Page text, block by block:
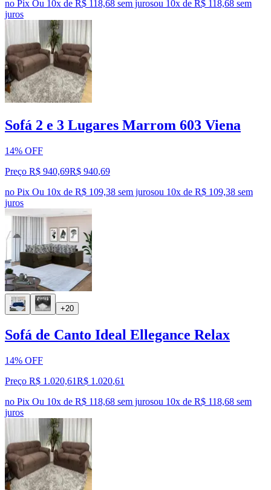
no Pix Ou 10x de R$ 118,68 sem jurosou 10x de R$ 118,68 sem
juros
Sofá 2 e 3 Lugares Marrom 603 Viena
14% OFF
Preço R$ 940,69R$ 940,69
no Pix Ou 10x de R$ 109,38 sem jurosou 10x de R$ 109,38 sem
juros
+20
Sofá de Canto Ideal Ellegance Relax
14% OFF
Preço R$ 1.020,61R$ 1.020,61
no Pix Ou 10x de R$ 118,68 sem jurosou 10x de R$ 118,68 sem
juros